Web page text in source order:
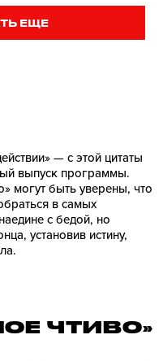
ЕЩЕ
— с этой цитаты
выпуск программы.
могут быть уверены, что
в самых
с бедой, но
установив истину,
ЧТИВО»